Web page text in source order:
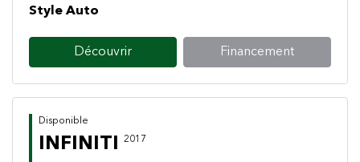
Style Auto
Découvrir Financement
Disponible
INFINITI 2017